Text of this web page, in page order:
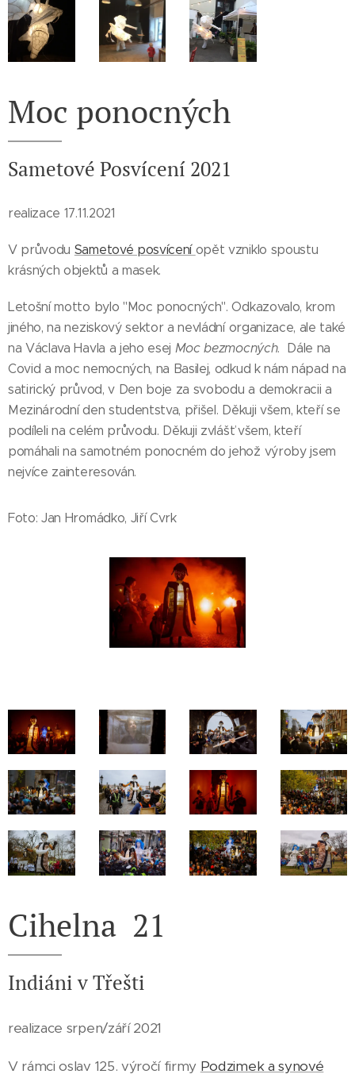
Moc ponocných
Sametové Posvícení 2021
realizace 17.11.2021
V průvodu Sametové posvícení opět vzniklo spoustu
krásných objektů a masek.
Letošní motto bylo "Moc ponocných". Odkazovalo, krom
jiného, na neziskový sektor a nevládní organizace, ale také
na Václava Havla a jeho esej Moc bezmocných. Dále na
Covid a moc nemocných, na Basilej, odkud k nám nápad na
satirický průvod, v Den boje za svobodu a demokracii a
Mezinárodní den studentstva, přišel. Děkuji všem, kteří se
podíleli na celém průvodu. Děkuji zvlášť všem, kteří
pomáhali na samotném ponocném do jehož výroby jsem
nejvíce zainteresován.
Foto: Jan Hromádko, Jiří Cvrk
Cihelna 21
Indiáni v Třešti
realizace srpen/září 2021
V rámci oslav 125. výročí firmy Podzimek a synové